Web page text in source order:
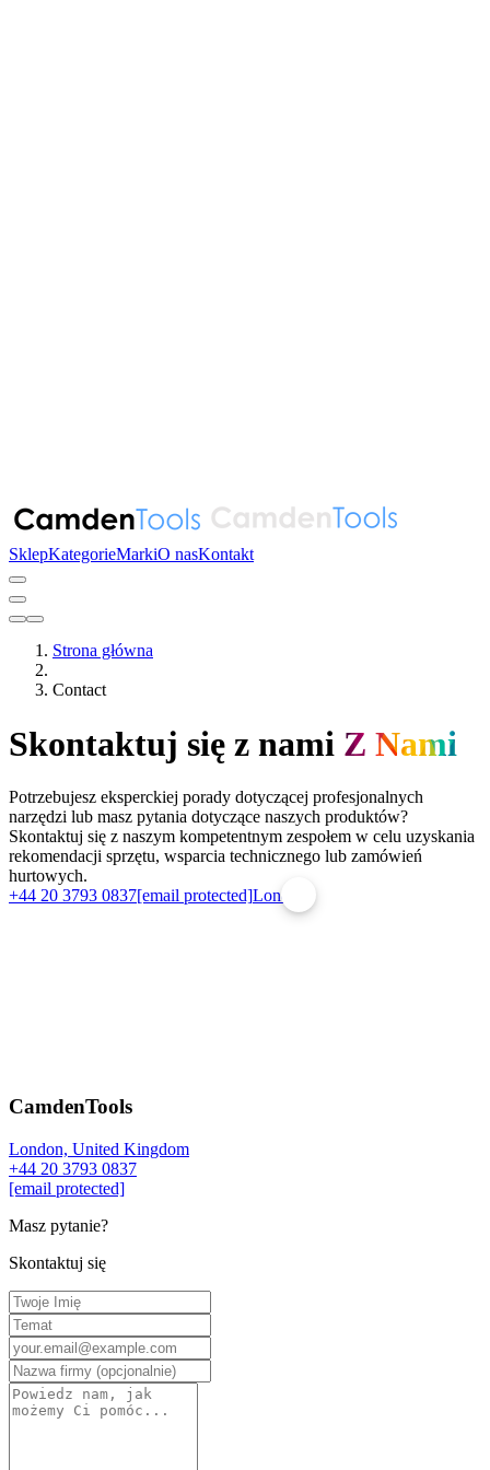
SklepKategorieMarkiO nasKontakt
Strona główna
Contact
Skontaktuj się z nami Z Nami
Potrzebujesz eksperckiej porady dotyczącej profesjonalnych
narzędzi lub masz pytania dotyczące naszych produktów?
Skontaktuj się z naszym kompetentnym zespołem w celu uzyskania
rekomendacji sprzętu, wsparcia technicznego lub zamówień
hurtowych.
+44 20 3793 0837[email protected]Londyn
CamdenTools
London, United Kingdom
+44 20 3793 0837
[email protected]
Masz pytanie?
Skontaktuj się